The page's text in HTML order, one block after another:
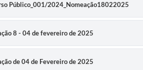
Público_001/2024_Nomeação18022025
8 - 04 de fevereiro de 2025
de 04 de Fevereiro de 2025